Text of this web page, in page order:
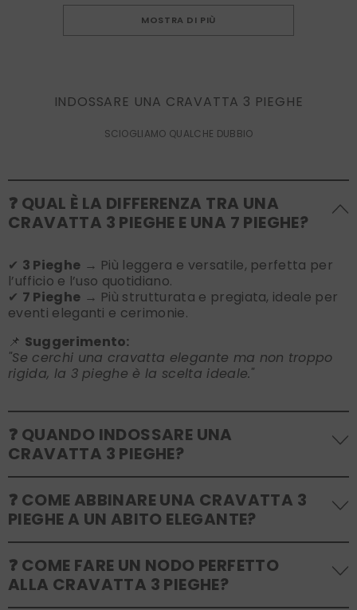
MOSTRA DI PIÙ
INDOSSARE UNA CRAVATTA 3 PIEGHE
SCIOGLIAMO QUALCHE DUBBIO
❓ QUAL È LA DIFFERENZA TRA UNA
CRAVATTA 3 PIEGHE E UNA 7 PIEGHE?
✔ 3 Pieghe → Più leggera e versatile, perfetta per
l’ufficio e l’uso quotidiano.
✔ 7 Pieghe → Più strutturata e pregiata, ideale per
eventi eleganti e cerimonie.
📌 Suggerimento:
"Se cerchi una cravatta elegante ma non troppo
rigida, la 3 pieghe è la scelta ideale."
❓ QUANDO INDOSSARE UNA
CRAVATTA 3 PIEGHE?
✔ Perfetta perriunioni di lavoro, meeting e
occasioni semi-formali.
✔ Adatta perun look business classico e
sofisticato.
✔ Ideale per eventiserali o di gala, con
abbinamenti adeguati.
📌Suggerimento:
❓ COME ABBINARE UNA CRAVATTA 3
PIEGHE A UN ABITO ELEGANTE?
✔ Abito blu scuro→ Cravatta bordeaux o grigio
perla.
✔Abito grigio chiaro→ Cravatta blu navy o verde
❓ COME FARE UN NODO PERFETTO
ALLA CRAVATTA 3 PIEGHE?